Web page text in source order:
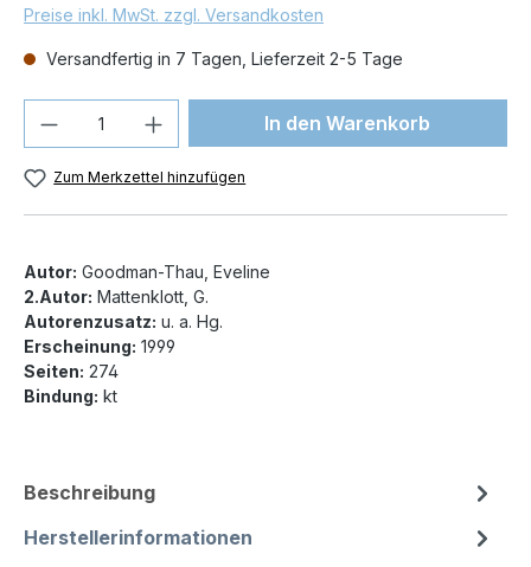
Preise inkl. MwSt. zzgl. Versandkosten
Versandfertig in 7 Tagen, Lieferzeit 2-5 Tage
Produkt Anzahl: Gib denIn den Warenkorb
Zum Merkzettel hinzufügen
Autor: Goodman-Thau, Eveline
2.Autor: Mattenklott, G.
Autorenzusatz: u. a. Hg.
Erscheinung: 1999
Seiten: 274
Bindung: kt
Beschreibung
Herstellerinformationen